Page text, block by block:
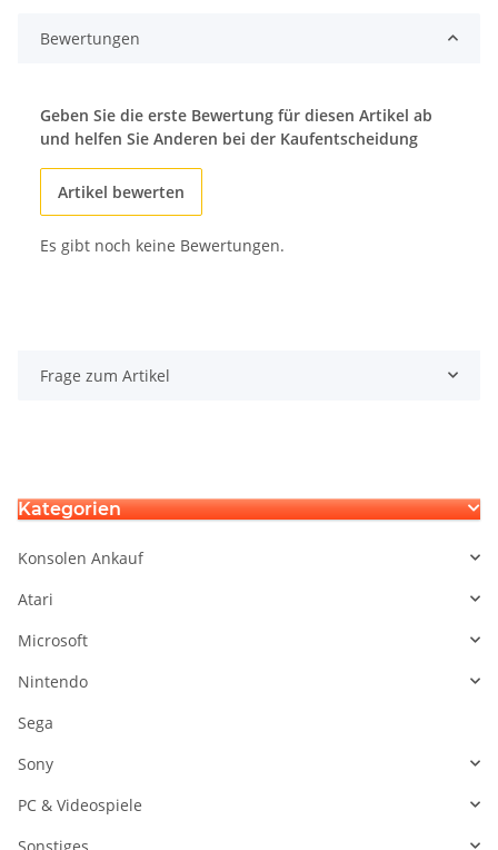
Bewertungen
Geben Sie die erste Bewertung für diesen Artikel ab
und helfen Sie Anderen bei der Kaufentscheidung
Artikel bewerten
Es gibt noch keine Bewertungen.
Frage zum Artikel
Kategorien
Konsolen Ankauf
Atari
Microsoft
Nintendo
Sega
Sony
PC & Videospiele